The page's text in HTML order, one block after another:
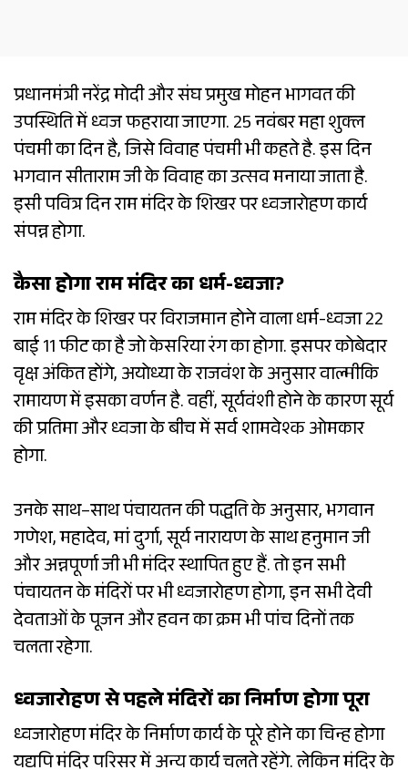
प्रधानमंत्री नरेंद्र मोदी और संघ प्रमुख मोहन भागवत की
उपस्थिति में ध्वज फहराया जाएगा. 25 नवंबर महा शुक्ल
पंचमी का दिन है, जिसे विवाह पंचमी भी कहते है. इस दिन
भगवान सीताराम जी के विवाह का उत्सव मनाया जाता है.
इसी पवित्र दिन राम मंदिर के शिखर पर ध्वजारोहण कार्य
संपन्न होगा.
कैसा होगा राम मंदिर का धर्म-ध्वजा?
राम मंदिर के शिखर पर विराजमान होने वाला धर्म-ध्वजा 22
बाई 11 फीट का है जो केसरिया रंग का होगा. इसपर कोबेदार
वृक्ष अंकित होंगे, अयोध्या के राजवंश के अनुसार वाल्मीकि
रामायण में इसका वर्णन है. वहीं, सूर्यवंशी होने के कारण सूर्य
की प्रतिमा और ध्वजा के बीच में सर्व शामवेश्क ओमकार
होगा.
उनके साथ–साथ पंचायतन की पद्धति के अनुसार, भगवान
गणेश, महादेव, मां दुर्गा, सूर्य नारायण के साथ हनुमान जी
और अन्नपूर्णा जी भी मंदिर स्थापित हुए हैं. तो इन सभी
पंचायतन के मंदिरों पर भी ध्वजारोहण होगा, इन सभी देवी
देवताओं के पूजन और हवन का क्रम भी पांच दिनों तक
चलता रहेगा.
ध्वजारोहण से पहले मंदिरों का निर्माण होगा पूरा
ध्वजारोहण मंदिर के निर्माण कार्य के पूरे होने का चिन्ह होगा